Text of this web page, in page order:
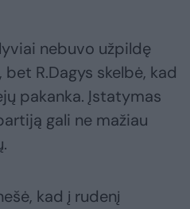
nebuvo užpildę
R.Dagys skelbė, kad
pakanka. Įstatymas
gali ne mažiau
kad į rudenį